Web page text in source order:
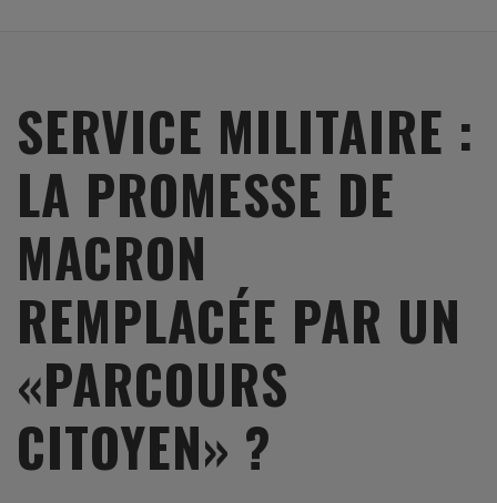
SERVICE MILITAIRE :
LA PROMESSE DE
MACRON
REMPLACÉE PAR UN
«PARCOURS
CITOYEN» ?